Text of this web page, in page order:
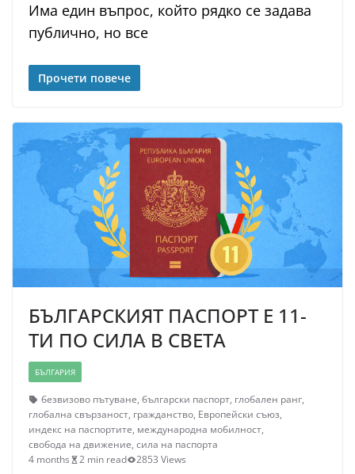
Има един въпрос, който рядко се задава
публично, но все
Прочети повече
БЪЛГАРСКИЯТ ПАСПОРТ Е 11-
ТИ ПО СИЛА В СВЕТА
БЪЛГАРИЯ
безвизово пътуване, български паспорт, глобален ранг,
глобална свързаност, гражданство, Европейски съюз,
индекс на паспортите, международна мобилност,
свобода на движение, сила на паспорта
4 months
2 min read 2853 Views